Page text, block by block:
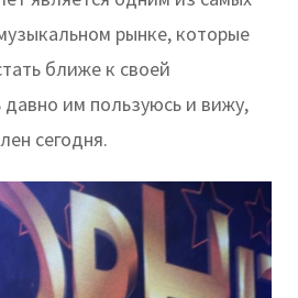
рынке, которые
ближе к своей
им пользуюсь и вижу,
сегодня.